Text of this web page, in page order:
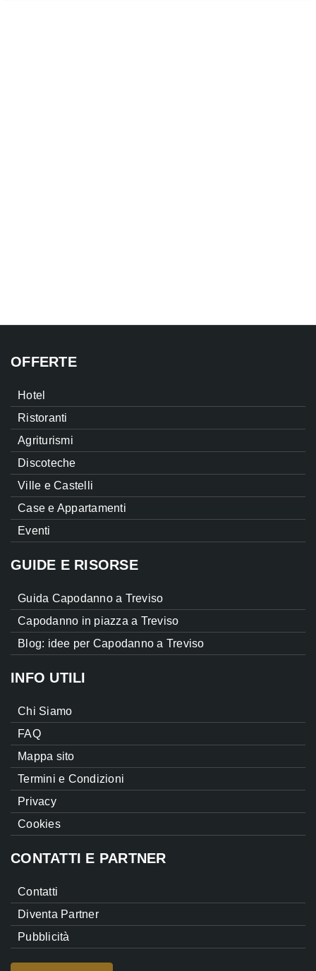
OFFERTE
Hotel
Ristoranti
Agriturismi
Discoteche
Ville e Castelli
Case e Appartamenti
Eventi
GUIDE E RISORSE
Guida Capodanno a Treviso
Capodanno in piazza a Treviso
Blog: idee per Capodanno a Treviso
INFO UTILI
Chi Siamo
FAQ
Mappa sito
Termini e Condizioni
Privacy
Cookies
CONTATTI E PARTNER
Contatti
Diventa Partner
Pubblicità